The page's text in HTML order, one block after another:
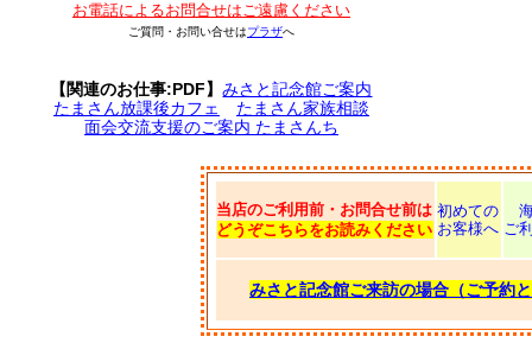
お電話によるお問合せはご遠慮ください
ご質問・お問い合せはプラザへ
【関連のお仕事:PDF】みさと記念館ご案内
たまさん放課後カフェ
たまさん家族相談
面会交流支援のご案内 たまさんち
当店のご利用前・お問合せ前は
どうぞこちらをお読みください
初めての
お客様へ ご
みさと記念館ご来訪の場合（ご予約